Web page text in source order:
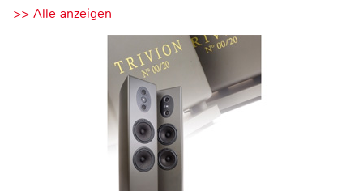
>> Alle anzeigen